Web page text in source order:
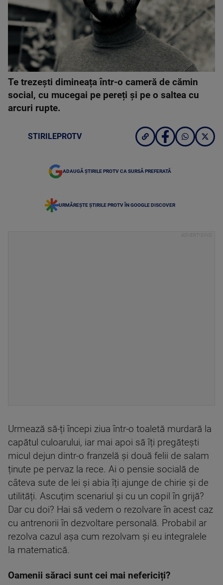
Te trezești dimineața într-o cameră de cămin
social, cu mucegai pe pereți și pe o saltea cu
arcuri rupte.
STIRILEPROTV
ADAUGĂ ȘTIRILE PROTV CA SURSĂ PREFERATĂ
URMĂREȘTE ȘTIRILE PROTV ÎN GOOGLE DISCOVER
Urmează să-ți începi ziua într-o toaletă murdară la
capătul culoarului, iar mai apoi să îți pregătești
micul dejun dintr-o franzelă și două felii de salam
ținute pe pervaz la rece. Ai o pensie socială de
câteva sute de lei și abia îți ajunge de chirie și de
utilități. Ascuțim scenariul și cu un copil în grijă?
Dar cu doi? Hai să vedem o rezolvare în acest caz
cu antrenorii în dezvoltare personală. Probabil ar
rezolva cazul așa cum rezolvam și eu integralele
la matematică.
Oamenii săraci sunt cei mai nefericiți?